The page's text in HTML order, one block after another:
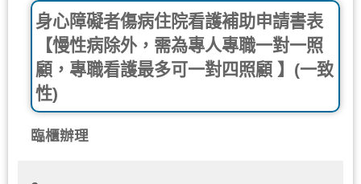
身心障礙者傷病住院看護補助申請書表
【慢性病除外，需為專人專職一對一照
顧，專職看護最多可一對四照顧 】(一致
性)
臨櫃辦理